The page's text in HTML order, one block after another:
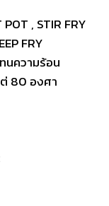
, STIR FRY
FRY
นความร้อน
80 องศา